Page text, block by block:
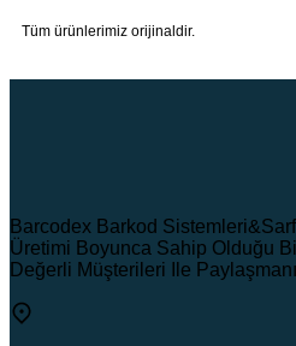
Tüm ürünlerimiz orijinaldir.
Barcodex Barkod
Üretimi Boyunca Sahip Olduğu
Değerli Müşterileri Ile